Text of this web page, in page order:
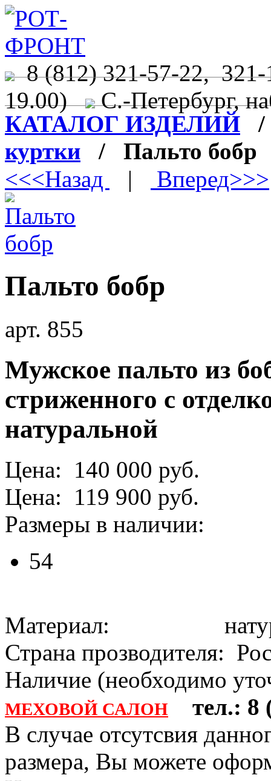
8 (812) 321-57-22,
19.00) С.-Петербург,
КАТАЛОГ ИЗДЕЛИЙ
куртки / Пальто бобр
<<<Назад
| Вперед>>>
Пальто бобр
арт. 855
Мужское пальто из
стриженного с
натуральной
Цена: 140 000 руб.
Цена: 119 900 руб.
Размеры в наличии:
54
Материал:
Страна прозводителя:
Наличие (необходимо
МЕХОВОЙ САЛОН
тел.: 8
В случае отсутсвия
размера, Вы можете